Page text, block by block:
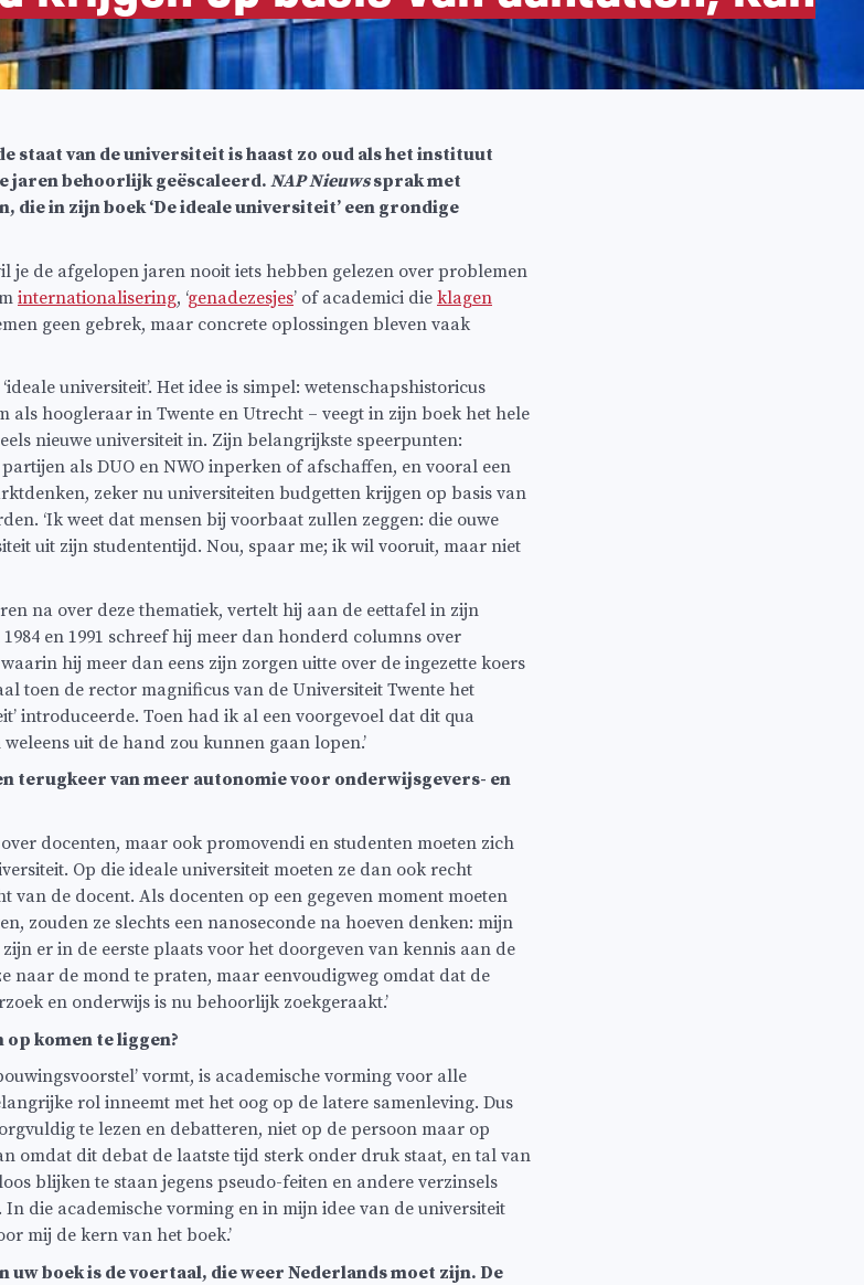
staat van de universiteit is haast zo oud als het instituut
jaren behoorlijk geëscaleerd. NAP Nieuwssprak met
in zijn boek ‘De ideale universiteit’ een grondige
je de afgelopen jaren nooit iets hebben gelezen over problemen
internationalisering, ‘genadezesjes’ of academici die klagen
geen gebrek, maar concrete oplossingen bleven vaak
universiteit’. Het idee is simpel: wetenschapshistoricus
als hoogleraar in Twente en Utrecht – veegt in zijn boek het hele
nieuwe universiteit in. Zijn belangrijkste speerpunten:
als DUO en NWO inperken of afschaffen, en vooral een
zeker nu universiteiten budgetten krijgen op basis van
‘Ik weet dat mensen bij voorbaat zullen zeggen: die ouwe
uit zijn studententijd. Nou, spaar me; ik wil vooruit, maar niet
na over deze thematiek, vertelt hij aan de eettafel in zijn
en 1991 schreef hij meer dan honderd columns over
hij meer dan eens zijn zorgen uitte over de ingezette koers
toen de rector magnificus van de Universiteit Twente het
introduceerde. Toen had ik al een voorgevoel dat dit qua
uit de hand zou kunnen gaan lopen.’
terugkeer van meer autonomie voor onderwijsgevers- en
docenten, maar ook promovendi en studenten moeten zich
Op die ideale universiteit moeten ze dan ook recht
van de docent. Als docenten op een gegeven moment moeten
zouden ze slechts een nanoseconde na hoeven denken: mijn
er in de eerste plaats voor het doorgeven van kennis aan de
naar de mond te praten, maar eenvoudigweg omdat dat de
en onderwijs is nu behoorlijk zoekgeraakt.’
op komen te liggen?
vormt, is academische vorming voor alle
rol inneemt met het oog op de latere samenleving. Dus
te lezen en debatteren, niet op de persoon maar op
omdat dit debat de laatste tijd sterk onder druk staat, en tal van
blijken te staan jegens pseudo-feiten en andere verzinsels
die academische vorming en in mijn idee van de universiteit
mij de kern van het boek.’
boek is de voertaal, die weer Nederlands moet zijn. De